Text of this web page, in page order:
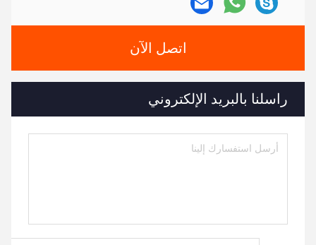
اتصل الآن
راسلنا بالبريد الإلكتروني